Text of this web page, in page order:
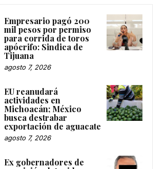
Empresario pagó 200
mil pesos por permiso
para corrida de toros
apócrifo: Sindica de
Tijuana
agosto 7, 2026
EU reanudará
actividades en
Michoacán; México
busca destrabar
exportación de aguacate
agosto 7, 2026
Ex gobernadores de